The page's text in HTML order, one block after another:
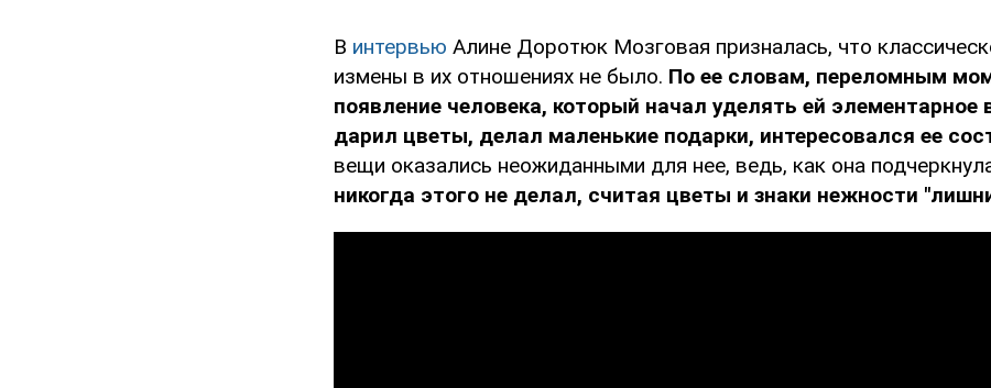
В интервью Алине Доротюк Мозговая призналась, что
измены в их отношениях не было. По ее словам, переломным
появление человека, который начал уделять ей элементарное
дарил цветы, делал маленькие подарки, интересовался ее
вещи оказались неожиданными для нее, ведь, как она
никогда этого не делал, считая цветы и знаки нежности